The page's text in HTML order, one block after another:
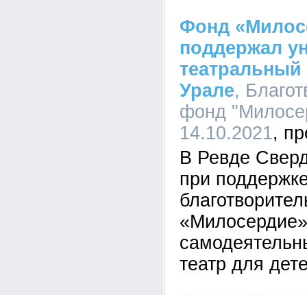
Фонд
поддержал
театральный
Урале,
фонд
14.10.2021
В Ревде
при
театр для